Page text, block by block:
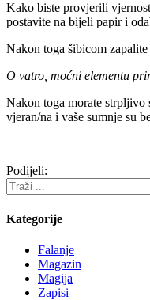
Kako biste provjerili
postavite na bijeli papir i
Nakon toga šibicom
O vatro, moćni elementu
Nakon toga morate strpljivo
vjeran/na i vaše sumnje su
Podijeli:
Kategorije
Falanje
Magazin
Magija
Zapisi